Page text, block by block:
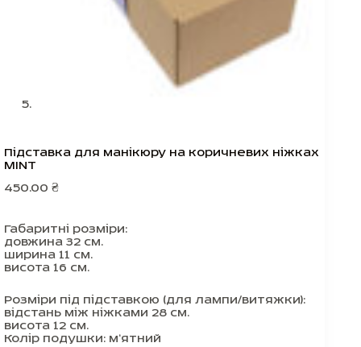
Підставка для манікюру на коричневих ніжках
MINT
450.00 ₴
Габаритні розміри:
довжина 32 см.
ширина 11 см.
висота 16 см.
Розміри під підставкою (для лампи/витяжки):
відстань між ніжками 28 см.
висота 12 см.
Колір подушки: м‘ятний